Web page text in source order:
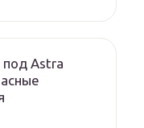
под Astra